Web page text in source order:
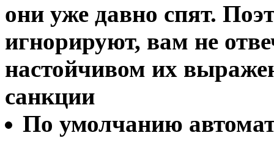
они уже давно спят.
игнорируют, вам не
настойчивом их
санкции
По умолчанию